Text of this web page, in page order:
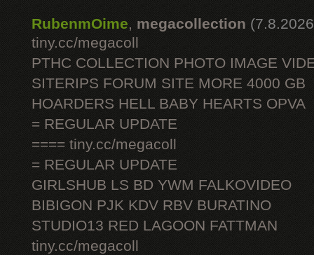
RubenmOime, megacollection
tiny.cc/megacoll
PTHC COLLECTION PHOTO IMAGE
SITERIPS FORUM SITE MORE 4000 GB
HOARDERS HELL BABY HEARTS OPVA
= REGULAR UPDATE
==== tiny.cc/megacoll
= REGULAR UPDATE
GIRLSHUB LS BD YWM FALKOVIDEO
BIBIGON PJK KDV RBV BURATINO
STUDIO13 RED LAGOON FATTMAN
tiny.cc/megacoll